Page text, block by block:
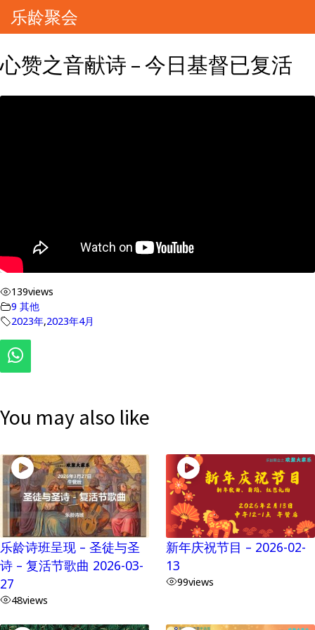
乐龄聚会
心赞之音献诗 – 今日基督已复活
139views
9 其他
2023年,2023年4月
You may also like
乐龄诗班呈现 – 圣徒与圣
诗 – 复活节歌曲 2026-03-
27
48views
新年庆祝节目 – 2026-02-
13
99views